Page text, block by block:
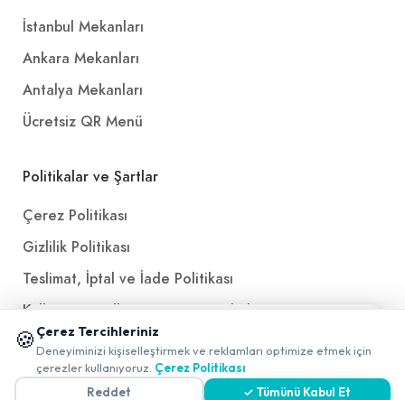
İstanbul Mekanları
Ankara Mekanları
Antalya Mekanları
Ücretsiz QR Menü
Politikalar ve Şartlar
Çerez Politikası
Gizlilik Politikası
Teslimat, İptal ve İade Politikası
Kullanım Koşulları ve Hizmet Politikası
KVKK Politikası
Kişisel Verileri Aydınlatma Metni
🍪 Çerez Tercihleriniz
Deneyiminizi kişiselleştirmek ve reklamları optimize etmek için
çerezler kullanıyoruz. Çerez Politikası
Reddet
✓ Tümünü Kabul Et
📱 Mobil uygulamamızı keşfedin!
✖